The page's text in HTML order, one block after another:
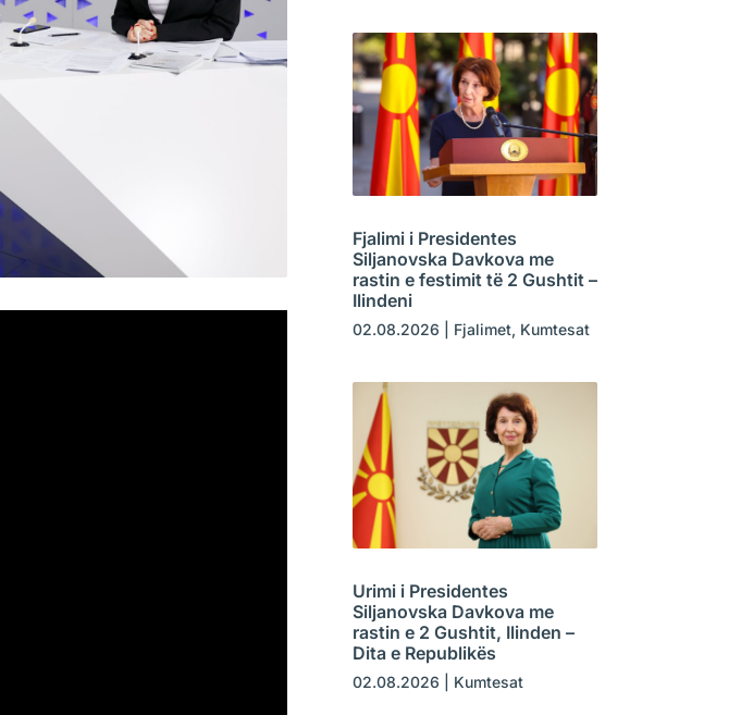
Fjalimi i Presidentes
Siljanovska Davkova me
rastin e festimit të 2 Gushtit –
Ilindeni
02.08.2026 Fjalimet, Kumtesat
Urimi i Presidentes
Siljanovska Davkova me
rastin e 2 Gushtit, Ilinden –
Dita e Republikës
02.08.2026 Kumtesat